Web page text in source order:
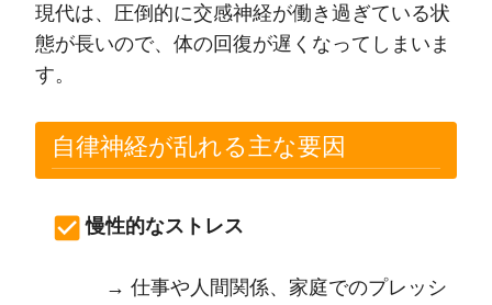
現代は、圧倒的に交感神経が働き過ぎている状
態が長いので、体の回復が遅くなってしまいま
す。
自律神経が乱れる主な要因
慢性的なストレス
→ 仕事や人間関係、家庭でのプレッシ